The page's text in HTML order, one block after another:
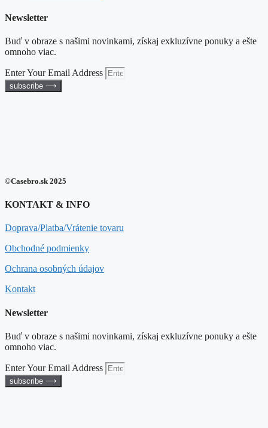
Newsletter
Buď v obraze s našimi novinkami, získaj exkluzívne ponuky a ešte
omnoho viac.
Enter Your Email Address
subscribe ⟶
©Casebro.sk 2025
KONTAKT & INFO
Doprava/Platba/Vrátenie tovaru
Obchodné podmienky
Ochrana osobných údajov
Kontakt
Newsletter
Buď v obraze s našimi novinkami, získaj exkluzívne ponuky a ešte
omnoho viac.
Enter Your Email Address
subscribe ⟶